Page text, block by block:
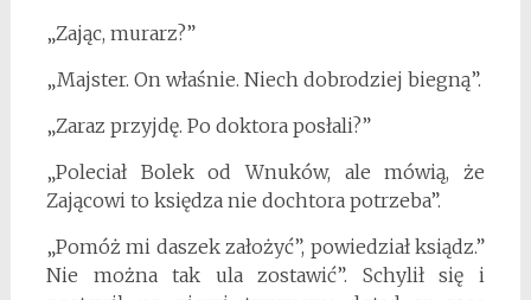
„Zając, murarz?”
„Majster. On właśnie. Niech dobrodziej biegną”.
„Zaraz przyjdę. Po doktora posłali?”
„Poleciał Bolek od Wnuków, ale mówią, że
Zającowi to księdza nie dochtora potrzeba”.
„Pomóż mi daszek założyć”, powiedział ksiądz.”
Nie można tak ula zostawić”. Schylił się i